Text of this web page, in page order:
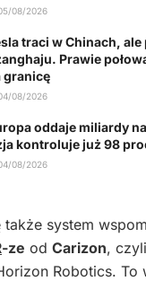
08/2026
traci w Chinach,
Prawie
granicę
08/2026
oddaje miliardy
kontroluje już 98
08/2026
system
-ze od Carizon,
Robotics. To